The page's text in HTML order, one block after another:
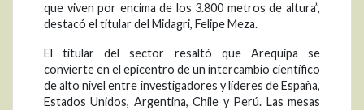
que viven por encima de los 3.800 metros de altura”,
destacó el titular del Midagri, Felipe Meza.
El titular del sector resaltó que Arequipa se
convierte en el epicentro de un intercambio científico
de alto nivel entre investigadores y líderes de España,
Estados Unidos, Argentina, Chile y Perú. Las mesas